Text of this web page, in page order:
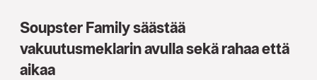
Soupster Family säästää
vakuutusmeklarin avulla sekä rahaa että
aikaa